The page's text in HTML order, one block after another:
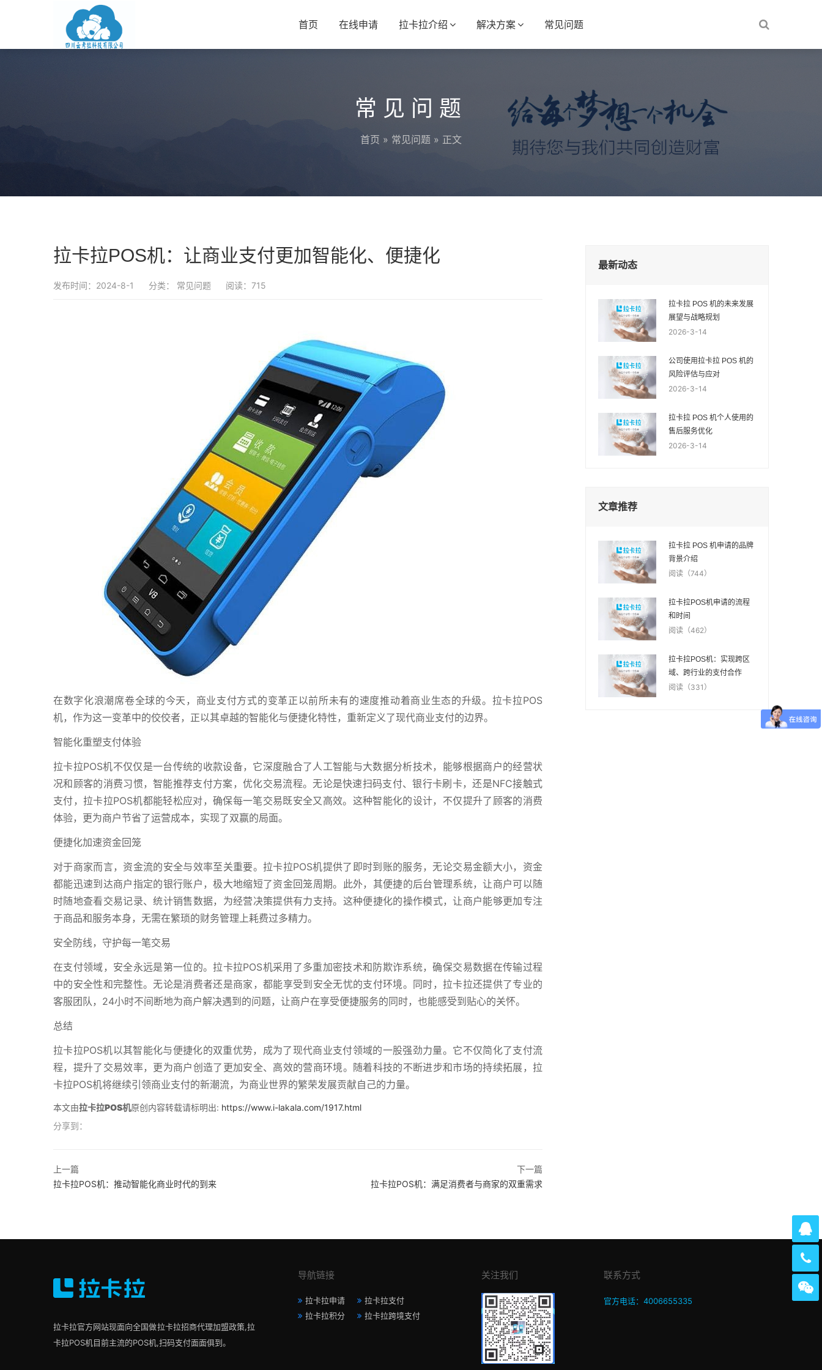
首页 在线申请 拉卡拉介绍 解决方案 常见问题
常见问题
首页 » 常见问题 » 正文
拉卡拉POS机：让商业支付更加智能化、便捷化
发布时间：2024-8-1 分类： 常见问题 阅读：715
在数字化浪潮席卷全球的今天，商业支付方式的变革正以前所未有的速度推动着商业生态的升级。拉卡拉POS
机，作为这一变革中的佼佼者，正以其卓越的智能化与便捷化特性，重新定义了现代商业支付的边界。
智能化重塑支付体验
拉卡拉POS机不仅仅是一台传统的收款设备，它深度融合了人工智能与大数据分析技术，能够根据商户的经营状
况和顾客的消费习惯，智能推荐支付方案，优化交易流程。无论是快速扫码支付、银行卡刷卡，还是NFC接触式
支付，拉卡拉POS机都能轻松应对，确保每一笔交易既安全又高效。这种智能化的设计，不仅提升了顾客的消费
体验，更为商户节省了运营成本，实现了双赢的局面。
便捷化加速资金回笼
对于商家而言，资金流的安全与效率至关重要。拉卡拉POS机提供了即时到账的服务，无论交易金额大小，资金
都能迅速到达商户指定的银行账户，极大地缩短了资金回笼周期。此外，其便捷的后台管理系统，让商户可以随
时随地查看交易记录、统计销售数据，为经营决策提供有力支持。这种便捷化的操作模式，让商户能够更加专注
于商品和服务本身，无需在繁琐的财务管理上耗费过多精力。
安全防线，守护每一笔交易
在支付领域，安全永远是第一位的。拉卡拉POS机采用了多重加密技术和防欺诈系统，确保交易数据在传输过程
中的安全性和完整性。无论是消费者还是商家，都能享受到安全无忧的支付环境。同时，拉卡拉还提供了专业的
客服团队，24小时不间断地为商户解决遇到的问题，让商户在享受便捷服务的同时，也能感受到贴心的关怀。
总结
拉卡拉POS机以其智能化与便捷化的双重优势，成为了现代商业支付领域的一股强劲力量。它不仅简化了支付流
程，提升了交易效率，更为商户创造了更加安全、高效的营商环境。随着科技的不断进步和市场的持续拓展，拉
卡拉POS机将继续引领商业支付的新潮流，为商业世界的繁荣发展贡献自己的力量。
本文由拉卡拉POS机原创内容转载请标明出: https://www.i-lakala.com/1917.html
分享到：
上一篇
拉卡拉POS机：推动智能化商业时代的到来
下一篇
拉卡拉POS机：满足消费者与商家的双重需求
最新动态
拉卡拉 POS 机的未来发展
展望与战略规划
2026-3-14
公司使用拉卡拉 POS 机的
风险评估与应对
2026-3-14
拉卡拉 POS 机个人使用的
售后服务优化
2026-3-14
文章推荐
拉卡拉 POS 机申请的品牌
背景介绍
阅读（744）
拉卡拉POS机申请的流程
和时间
阅读（462）
拉卡拉POS机：实现跨区
域、跨行业的支付合作
阅读（331）
拉卡拉官方网站现面向全国做拉卡拉招商代理加盟政策,拉
卡拉POS机目前主流的POS机,扫码支付面面俱到。
导航链接
拉卡拉申请
拉卡拉支付
拉卡拉积分
拉卡拉跨境支付
关注我们 联系方式
官方电话：4006655335